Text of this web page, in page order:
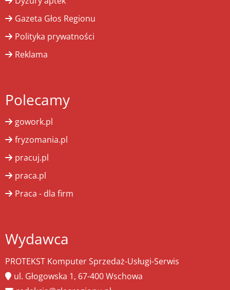
Gazeta Głos Regionu
Polityka prywatności
Reklama
Polecamy
gowork.pl
fryzomania.pl
pracuj.pl
praca.pl
Praca - dla firm
Wydawca
PROTEKST Komputer Sprzedaż-Usługi-Serwis
ul. Głogowska 1, 67-400 Wschowa